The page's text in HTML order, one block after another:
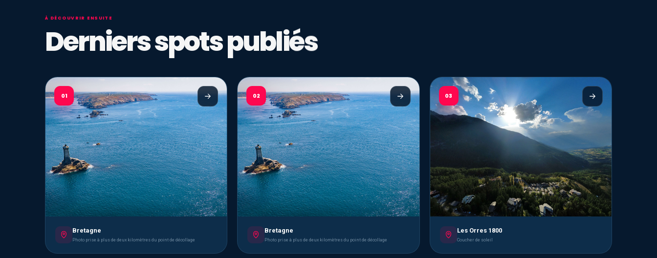
À DÉCOUVRIR ENSUITE
Derniers spots publiés
01
Bretagne
Photo prise à plus de deux kilomètres du point de décollage
02
Bretagne
Photo prise à plus de deux kilomètres du point de décollage
03
Les Orres 1800
Coucher de soleil